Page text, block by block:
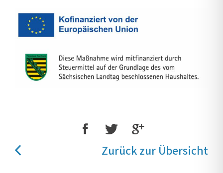
Zurück zur Übersicht